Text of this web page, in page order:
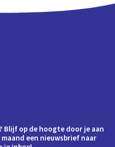
Blijf op de hoogte door je aan
een nieuwsbrief naar